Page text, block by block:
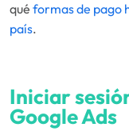
qué formas de pago
país.
Iniciar
Google Ads